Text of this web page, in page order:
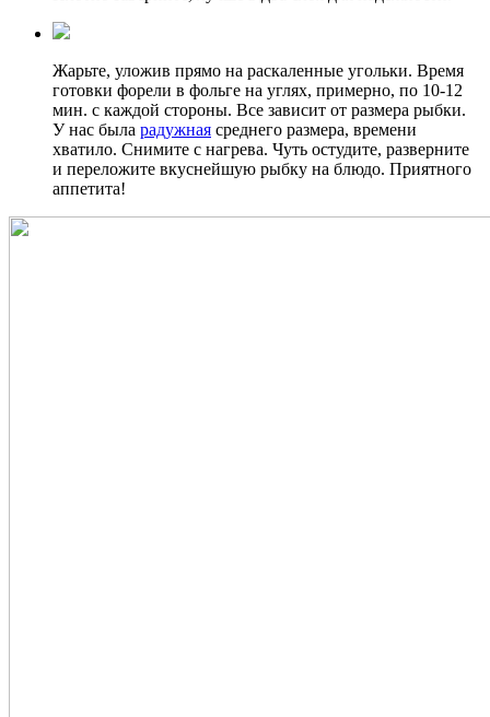
Жарьте, уложив прямо на раскаленные угольки. Время
готовки форели в фольге на углях, примерно, по 10-12
мин. с каждой стороны. Все зависит от размера рыбки.
У нас была радужная среднего размера, времени
хватило. Снимите с нагрева. Чуть остудите, разверните
и переложите вкуснейшую рыбку на блюдо. Приятного
аппетита!